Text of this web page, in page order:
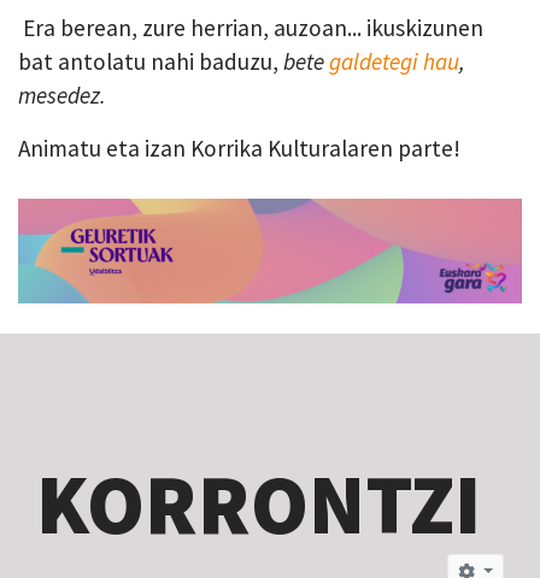
Era berean, zure herrian, auzoan... ikuskizunen
bat antolatu nahi baduzu, betegaldetegi hau,
mesedez.
Animatu eta izan Korrika Kulturalaren parte!
KORRONTZI